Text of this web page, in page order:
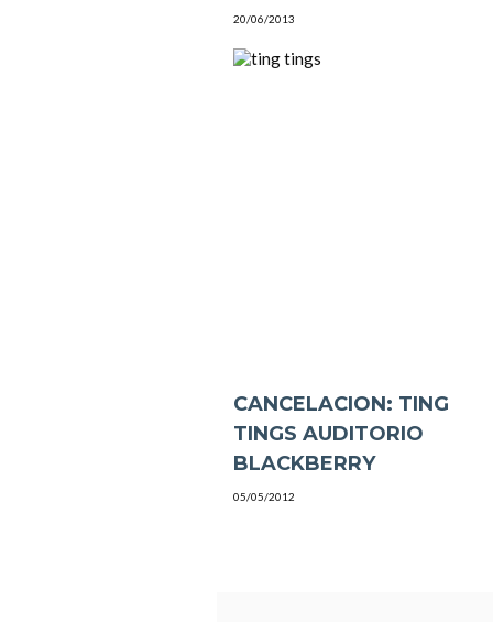
20/06/2013
CANCELACION: TING
TINGS AUDITORIO
BLACKBERRY
05/05/2012